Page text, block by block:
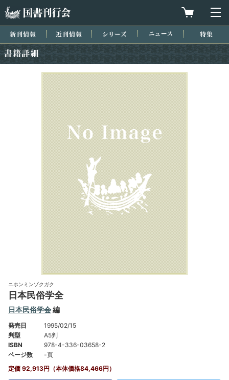
買物カゴを
新刊情報 近刊情報 シリーズ ニュース
ニホンミンゾクガク
日本民俗学全
日本民俗学会編
発売日
1995/02/15
判型
A5判
ISBN
978-4-336-03658-2
ページ数
-頁
定価 92,913円（本体価格84,466円）